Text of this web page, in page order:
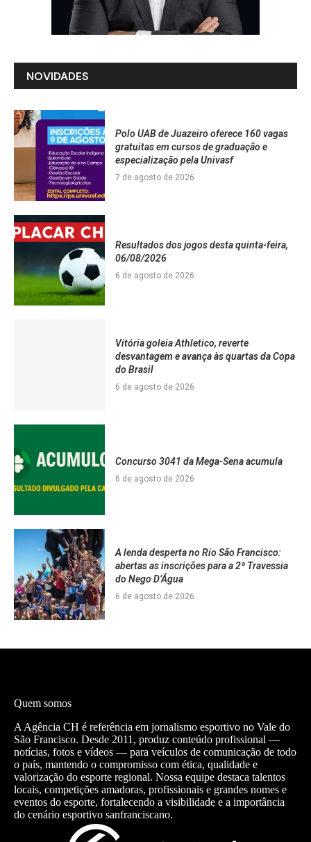
NOVIDADES
Polo UAB de Juazeiro oferece 160 vagas
gratuitas em cursos de graduação e
especialização pela Univasf
7 de agosto de 2026
Resultados dos jogos desta quinta-feira,
06/08/2026
6 de agosto de 2026
Vitória goleia Athletico, reverte
desvantagem e avança às quartas da Copa
do Brasil
6 de agosto de 2026
Concurso 3041 da Mega-Sena acumula
6 de agosto de 2026
A lenda desperta no Rio São Francisco:
abertas as inscrições para a 2ª Travessia
do Nego D’Água
6 de agosto de 2026
Quem somos
A Agência CH é referência em jornalismo esportivo no Vale do
São Francisco. Desde 2011, produz conteúdo profissional —
notícias, fotos e vídeos — para veículos de comunicação de todo
o país, mantendo o compromisso com ética, qualidade e
valorização do esporte regional. Nossa equipe destaca talentos
locais, competições amadoras, profissionais e grandes nomes e
eventos do esporte, fortalecendo a visibilidade e a importância
do cenário esportivo sanfranciscano.